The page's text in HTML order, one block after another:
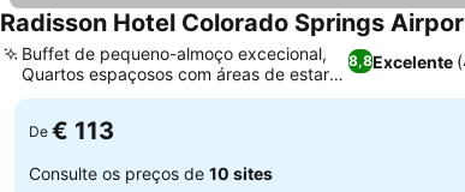
Radisson Hotel Colorado Springs
8,8Excelente
Buffet de pequeno-almoço excecional,
Quartos espaçosos com áreas de estar
separadas
De € 113
Consulte os preços de 10 sites